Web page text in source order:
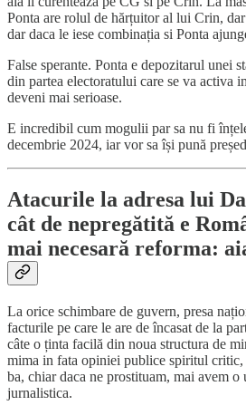
Ponta are rolul de hărțuitor al lui Crin,
dar daca le iese combinația si Ponta
False sperante. Ponta e depozitarul unei
din partea electoratului care se va activa
deveni mai serioase.
E incredibil cum mogulii par sa nu fi
decembrie 2024, iar vor sa își pună
Atacurile la adresa lui
cât de nepregătită e
mai necesară reforma:
La orice schimbare de guvern, presa
facturile pe care le are de încasat de la
câte o ținta facilă din noua structura de
mima in fata opiniei publice spiritul
ba, chiar daca ne prostituam, mai avem o
jurnalistica.